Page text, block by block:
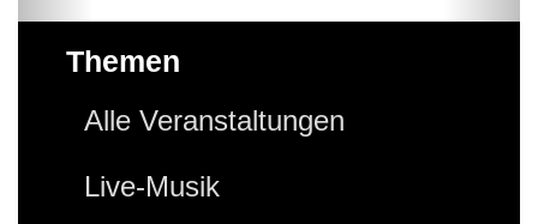
Themen
Alle Veranstaltungen
Live-Musik